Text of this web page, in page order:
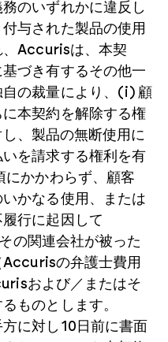
のいずれかに違反し
与された製品の使用
、Accurisは、本契
づき有するその他一
の裁量により、(i) 顧
本契約を解除する権
、製品の無断使用に
を請求する権利を有
にかかわらず、顧客
かなる使用、または
行に起因して
の関連会社が被った
の弁護士費用
および／またはそ
ものとします。
に対し10日前に書面